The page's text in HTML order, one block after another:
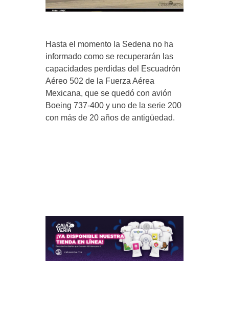
Hasta el momento la Sedena no ha
informado como se recuperarán las
capacidades perdidas del Escuadrón
Aéreo 502 de la Fuerza Aérea
Mexicana, que se quedó con avión
Boeing 737-400 y uno de la serie 200
con más de 20 años de antigüedad.